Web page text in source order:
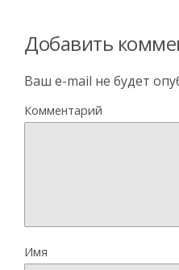
Добавить
Ваш e-mail не будет
Комментарий
Имя